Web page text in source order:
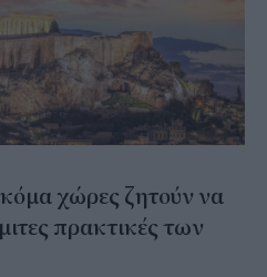
χώρες ζητούν να
πρακτικές των